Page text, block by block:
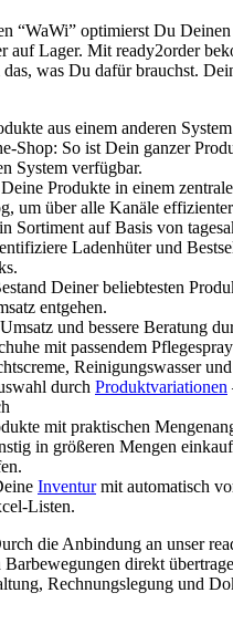
“WaWi” optimierst Du
auf Lager. Mit ready2order
was Du dafür brauchst.
aus einem anderen
Shop: So ist Dein ganzer
System verfügbar.
Produkte in einem
um über alle Kanäle
Sortiment auf Basis von
Ladenhüter und
Deiner beliebtesten
entgehen.
und bessere Beratung
mit passendem
Reinigungswasser
durch Produktvariationen
mit praktischen
in größeren Mengen
Inventurmit automatisch
Listen.
die Anbindung an unser
Barbewegungen direkt
Rechnungslegung und